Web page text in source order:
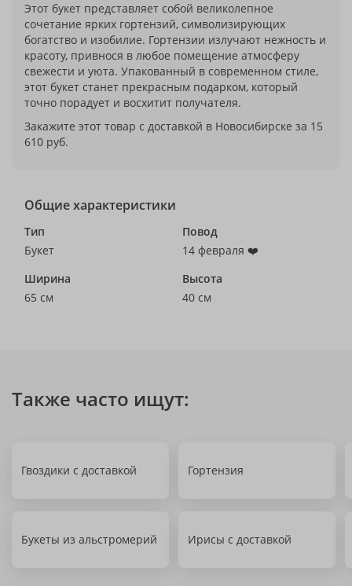
Этот букет представляет собой великолепное
сочетание ярких гортензий, символизирующих
богатство и изобилие. Гортензии излучают нежность и
красоту, привнося в любое помещение атмосферу
свежести и уюта. Упакованный в современном стиле,
этот букет станет прекрасным подарком, который
точно порадует и восхитит получателя.
Закажите этот товар с доставкой в Новосибирске за 15
610 руб.
Общие характеристики
Тип
Букет
Повод
14 февраля ❤️
Ширина
65 см
Высота
40 см
Также часто ищут:
Гвоздики с доставкой Гортензия
Букеты из альстромерий Ирисы с доставкой